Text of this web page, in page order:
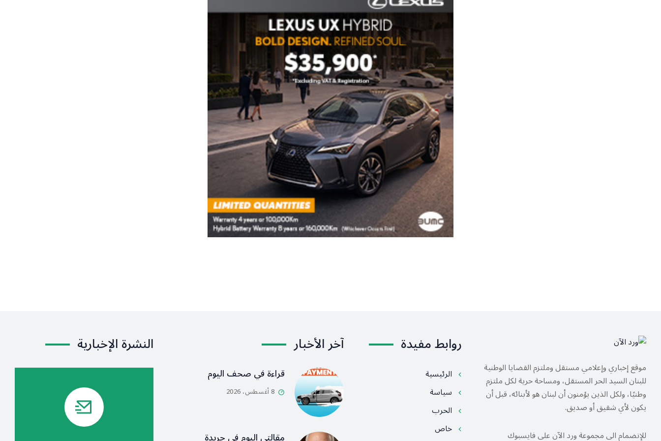
موقع إخباري وإعلامي مستقل وملتزم القضايا الوطنية
للبنان السيد الحر المستقل، ومساحة حرية لكل ملتزم
وطنيًا، ولكل الذين يؤمنون أن لبنان هو لأبنائه، قبل أن
يكون لأي شقيق أو صديق.
للإنضمام الى مجموعة ورد الآن على فايسبوك
روابط مفيدة
الرئيسية
سياسة
الحرب
خاص
آخر الأخبار
قراءة في صحف اليوم
8 أغسطس، 2026
النشرة الإخبارية